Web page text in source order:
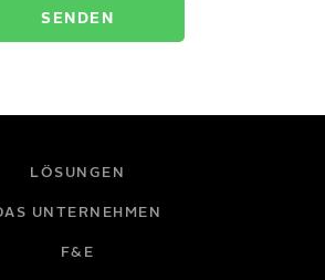
LÖSUNGEN
UNTERNEHMEN
F&E